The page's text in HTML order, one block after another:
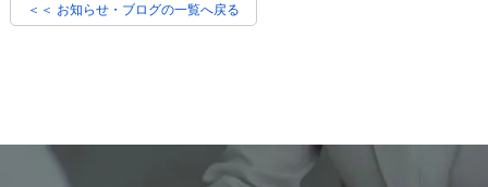
＜＜ お知らせ・ブログの一覧へ戻る